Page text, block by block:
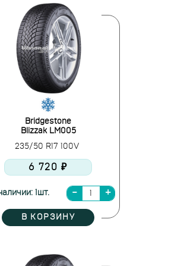
Bridgestone
Blizzak LM005
235/50 R17 100V
6 720 ₽
1шт.
В КОРЗИНУ